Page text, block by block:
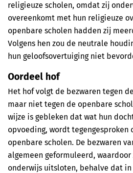
religieuze scholen, omdat zij
overeenkomt met hun religieuze
openbare scholen hadden zij
Volgens hen zou de neutrale
hun geloofsovertuiging niet
Oordeel hof
Het hof volgt de bezwaren tegen
maar niet tegen de openbare
wijze is gebleken dat wat hun
opvoeding, wordt tegengesproken
openbare scholen. De bezwaren
algemeen geformuleerd,
onderwijs uitsloten, behalve dat